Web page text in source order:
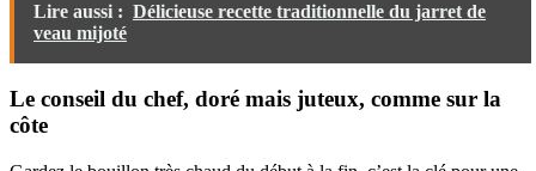
Lire aussi : Délicieuse recette traditionnelle du jarret de
veau mijoté
Le conseil du chef, doré mais juteux, comme sur la
côte